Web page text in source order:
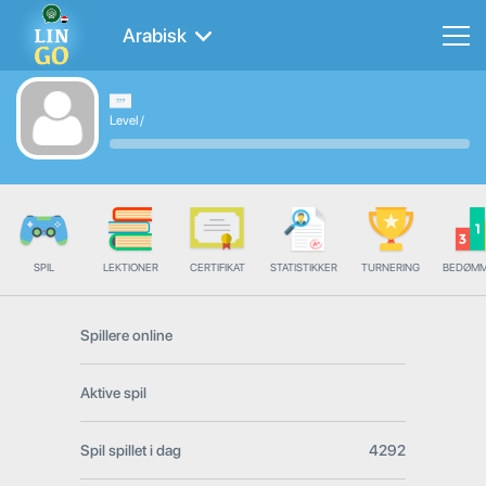
Arabisk
Level/
SPIL LEKTIONER CERTIFIKAT STATISTIKKER TURNERING
Spillere online
Aktive spil
Spil spillet i dag 4292